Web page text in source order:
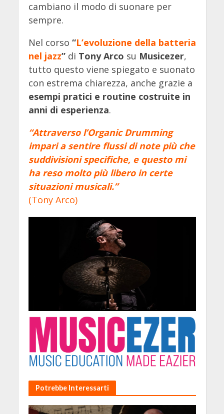
cambiano il modo di suonare per
sempre.
Nel corso “L’evoluzione della batteria
nel jazz”di Tony Arco su Musicezer,
tutto questo viene spiegato e suonato
con estrema chiarezza, anche grazie a
esempi pratici e routine costruite in
anni di esperienza.
“Attraverso l’Organic Drumming
impari a sentire flussi di note più che
suddivisioni specifiche, e questo mi
ha reso molto più libero in certe
situazioni musicali.”
(Tony Arco)
Potrebbe Interessarti